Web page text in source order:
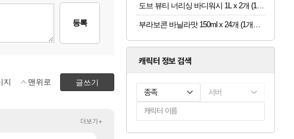
등록
글쓰기
지 맨위로
더보기+
부라보콘 바닐라맛 150ml x 24개 (1개당 1,079원)
캐릭터 정보 검색
종족 서버